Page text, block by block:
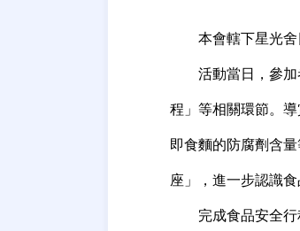
本會轄下星光
活動當日，參
程」等相關環節。
即食麵的防腐劑含
座」，進一步認識
完成食品安全